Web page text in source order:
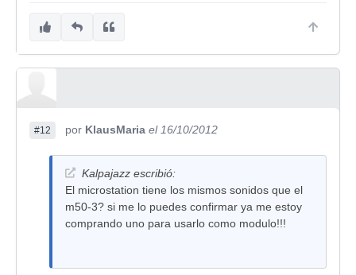
#12 por KlausMaria el 16/10/2012
Kalpajazz escribió:
El microstation tiene los mismos sonidos que el
m50-3? si me lo puedes confirmar ya me estoy
comprando uno para usarlo como modulo!!!